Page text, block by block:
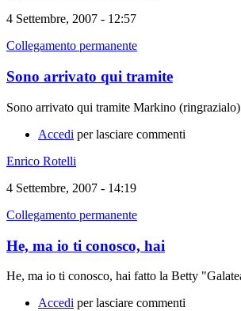
4 Settembre, 2007 - 12:57
Collegamento permanente
Sono arrivato qui tramite
Sono arrivato qui tramite Markino
Accedi per lasciare commenti
Enrico Rotelli
4 Settembre, 2007 - 14:19
Collegamento permanente
He, ma io ti conosco, hai
He, ma io ti conosco, hai fatto la Betty
Accedi per lasciare commenti